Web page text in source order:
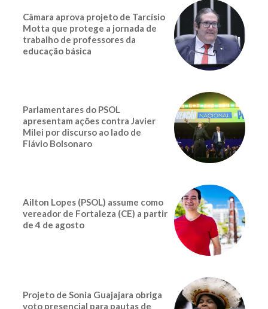
Câmara aprova projeto de Tarcísio
Motta que protege a jornada de
trabalho de professores da
educação básica
Parlamentares do PSOL
apresentam ações contra Javier
Milei por discurso ao lado de
Flávio Bolsonaro
Ailton Lopes (PSOL) assume como
vereador de Fortaleza (CE) a partir
de 4 de agosto
Projeto de Sonia Guajajara obriga
voto presencial para pautas de